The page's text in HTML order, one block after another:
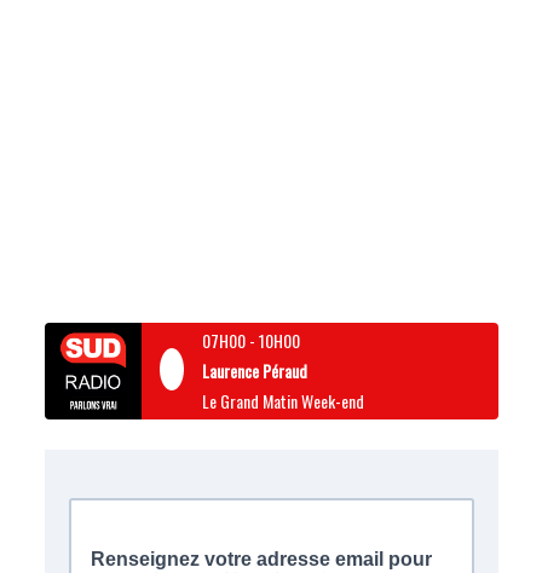
07H00-10H00
Laurence Péraud
Le Grand Matin Week-end